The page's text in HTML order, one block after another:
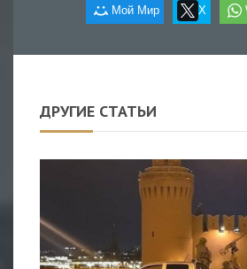
Мой Мир X
ДРУГИЕ СТАТЬИ